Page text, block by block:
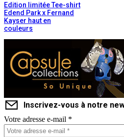
Edition limitée Tee-shirt
Edend Park x Fernand
Kayser haut en
couleurs
Inscrivez-vous à notre
Votre adresse e-mail *